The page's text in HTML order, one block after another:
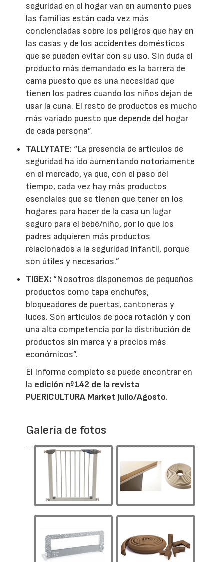
seguridad en el hogar van en aumento pues
las familias están cada vez más
concienciadas sobre los peligros que hay en
las casas y de los accidentes domésticos
que se pueden evitar con su uso. Sin duda el
producto más demandado es la barrera de
cama puesto que es una necesidad que
tienen los padres cuando los niños dejan de
usar la cuna. El resto de productos es mucho
más variado puesto que depende del hogar
de cada persona”.
TALLYTATE: “La presencia de artículos de
seguridad ha ido aumentando notoriamente
en el mercado, ya que, con el paso del
tiempo, cada vez hay más productos
esenciales que se tienen que tener en los
hogares para hacer de la casa un lugar
seguro para el bebé/niño, por lo que los
padres adquieren más productos
relacionados a la seguridad infantil, porque
son útiles y necesarios.”
TIGEX: “Nosotros disponemos de pequeños
productos como tapa enchufes,
bloqueadores de puertas, cantoneras y
luces. Son artículos de poca rotación y con
una alta competencia por la distribución de
productos sin marca y a precios más
económicos”.
El Informe completo se puede encontrar en
la edición nº142 de la revista
PUERICULTURA Market Julio/Agosto.
Galería de fotos